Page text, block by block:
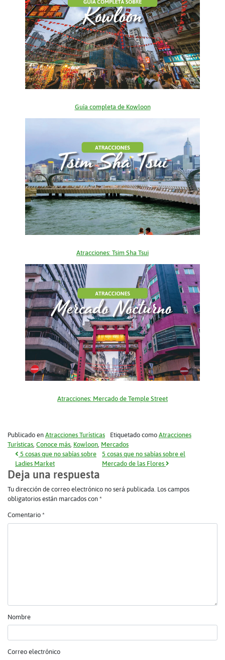
Guía completa de Kowloon
Atracciones: Tsim Sha Tsui
Atracciones: Mercado de Temple Street
Publicado en Atracciones Turísticas Etiquetado como Atracciones
Turísticas Conoce más Kowloon Mercados
Navegación de entradas
5 cosas que no sabías sobre
Ladies Market
5 cosas que no sabías sobre el
Mercado de las Flores
Deja una respuesta
Tu dirección de correo electrónico no será publicada. Los campos
obligatorios están marcados con *
Comentario *
Nombre
Correo electrónico